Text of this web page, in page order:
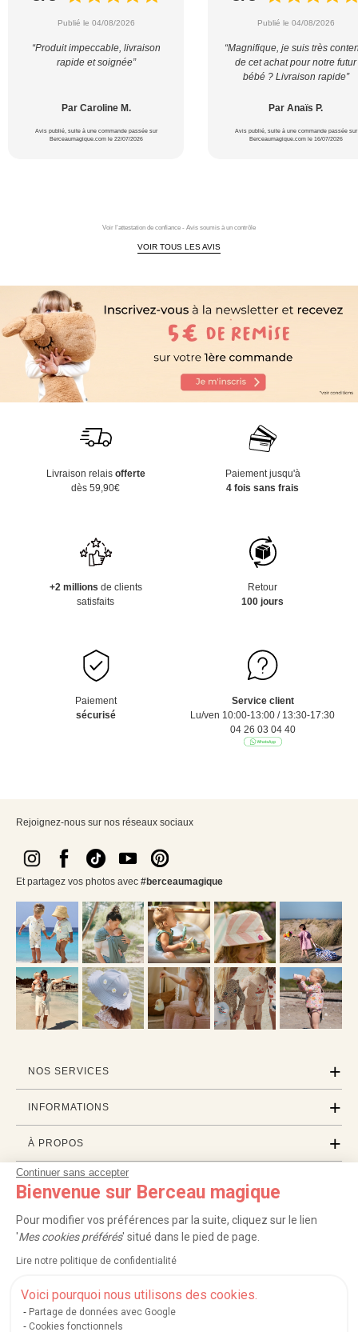
Continuer sans accepter
Bienvenue sur Berceau magique
Pour modifier vos préférences par la suite, cliquez sur le lien
'Mes cookies préférés' situé dans le pied de page.
Lire notre politique de confidentialité
Voici pourquoi nous utilisons des cookies.
Partage de données avec Google
Cookies fonctionnels
Publié le 04/08/2026
“Produit impeccable, livraison
rapide et soignée”
Par Caroline M.
Avis publié, suite à une commande passée sur
Berceaumagique.com le 22/07/2026
Publié le 04/08/2026
“Magnifique, je suis très
de cet achat pour notre futur
bébé ? Livraison rapide”
Par Anaïs P.
Avis publié, suite à une commande passée sur
Berceaumagique.com le 16/07/2026
Voir l'attestation de confiance - Avis soumis à un contrôle
VOIR TOUS LES AVIS
Livraison relais offerte
dès 59,90€
Paiement jusqu'à
4 fois sans frais
+2 millions de clients
satisfaits
Retour
100 jours
Paiement
sécurisé
Service client
Lu/ven 10:00-13:00 / 13:30-17:30
04 26 03 04 40
Rejoignez-nous sur nos réseaux sociaux
Et partagez vos photos avec #berceaumagique
NOS SERVICES
INFORMATIONS
À PROPOS
PROFESSIONNELS
LISTES CADEAUX
Service après-vente| FAQ |Rappels de produits|Protection des données
Mentions légales et crédits Conditions générales de ventes